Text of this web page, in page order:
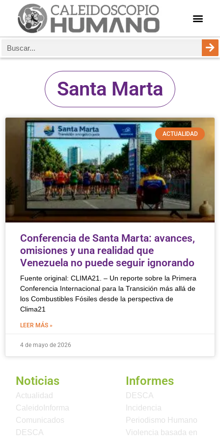
Santa Marta
ACTUALIDAD
Conferencia de Santa Marta: avances,
omisiones y una realidad que
Venezuela no puede seguir ignorando
Fuente original: CLIMA21. – Un reporte sobre la Primera
Conferencia Internacional para la Transición más allá de
los Combustibles Fósiles desde la perspectiva de
Clima21
LEER MÁS »
4 de mayo de 2026
Noticias
Actualidad
CaleidoInforma
Comunicados
DESCA
Informes
DESCA
Incidencia
Periodismo Humano
Violencia basada en